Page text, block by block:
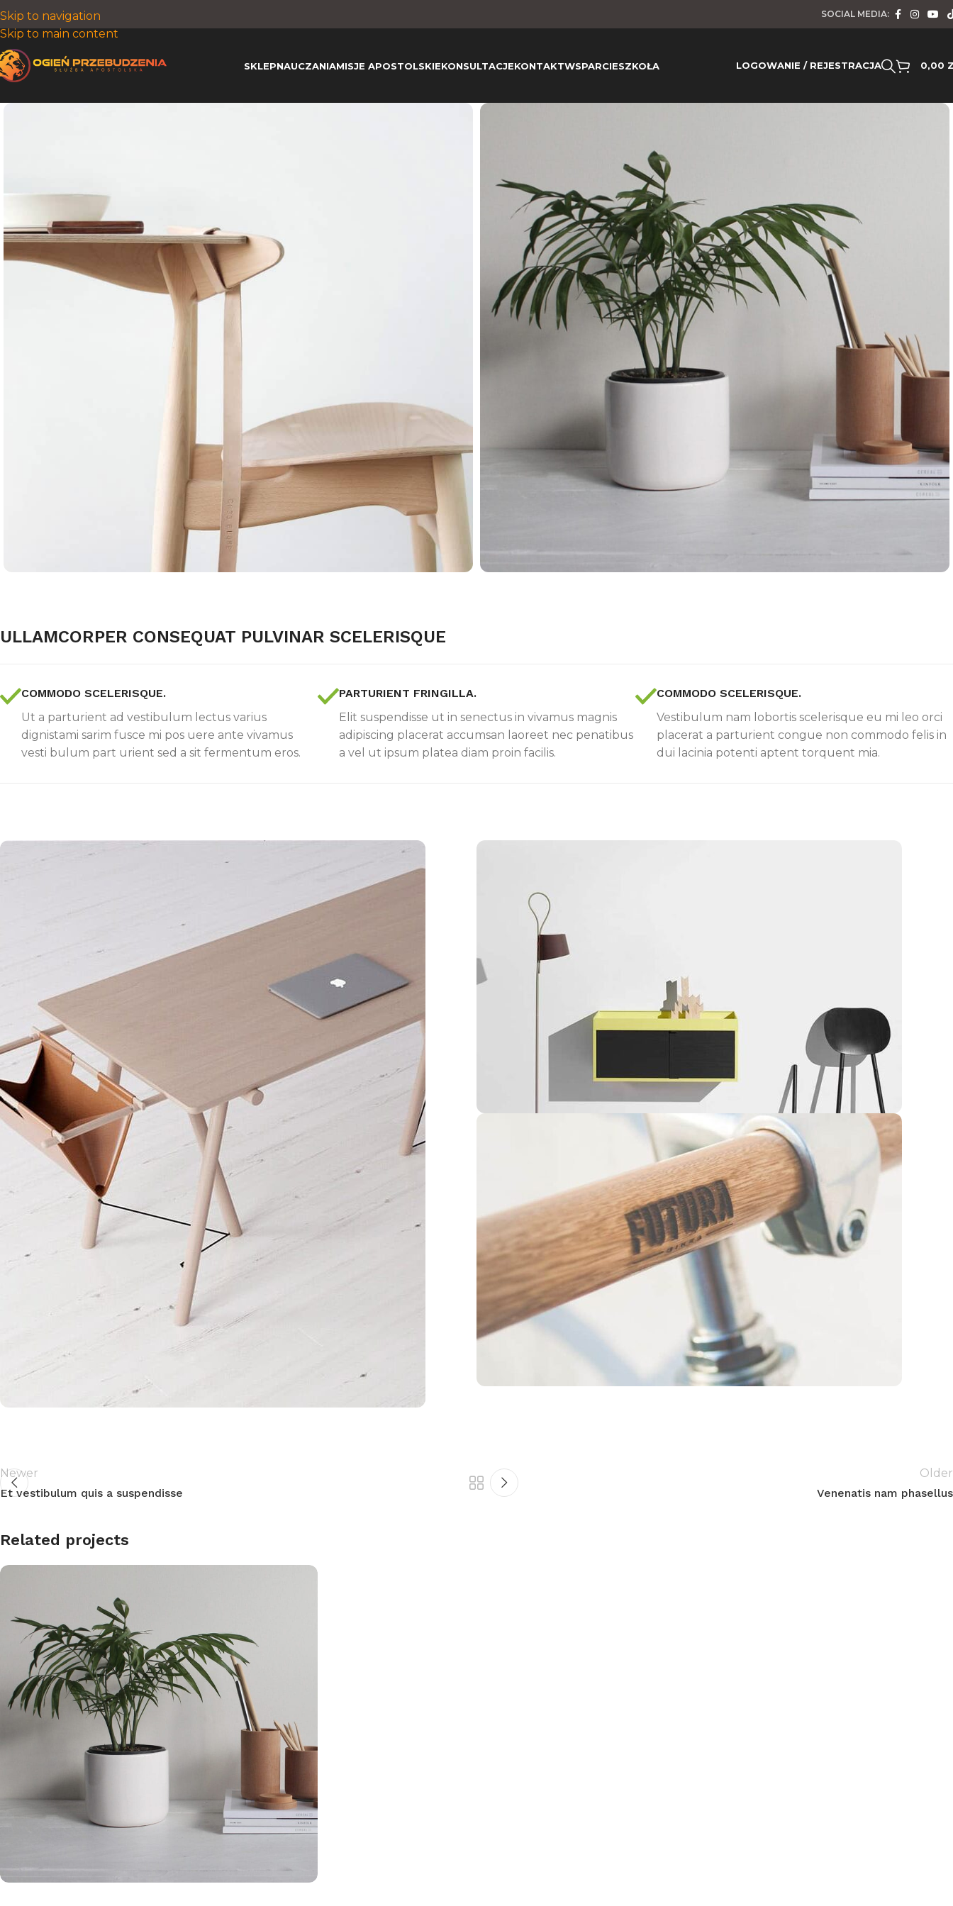
Skip to navigation
Skip to main content
SOCIAL MEDIA:
SKLEPNAUCZANIAMISJE APOSTOLSKIEKONSULTACJEKONTAKTWSPARCIESZKOŁA LOGOWANIE / REJESTRACJA 0,00
ULLAMCORPER CONSEQUAT PULVINAR SCELERISQUE
COMMODO SCELERISQUE.
Ut a parturient ad vestibulum lectus varius
dignistami sarim fusce mi pos uere ante vivamus
vesti bulum part urient sed a sit fermentum eros.
PARTURIENT FRINGILLA.
Elit suspendisse ut in senectus in vivamus magnis
adipiscing placerat accumsan laoreet nec penatibus
a vel ut ipsum platea diam proin facilis.
COMMODO SCELERISQUE.
Vestibulum nam lobortis scelerisque eu mi leo orci
placerat a parturient congue non commodo felis in
dui lacinia potenti aptent torquent mia.
Newer
Et vestibulum quis a suspendisse
Older
Venenatis nam phasellus
Related projects